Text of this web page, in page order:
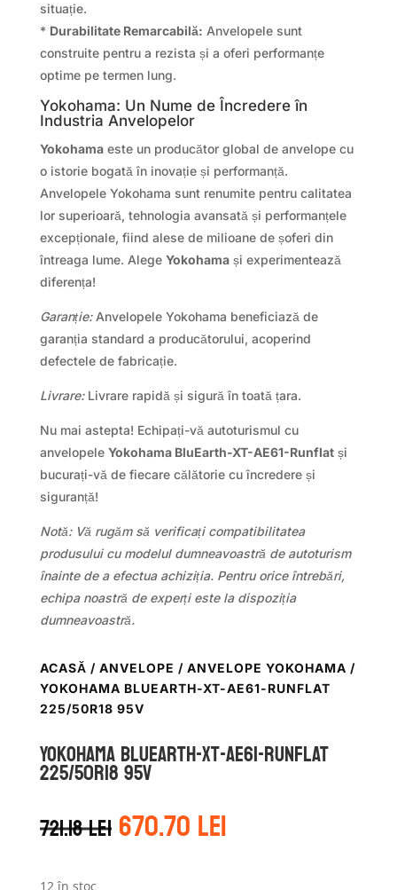
situație.
* Durabilitate Remarcabilă: Anvelopele sunt
construite pentru a rezista și a oferi performanțe
optime pe termen lung.
Yokohama: Un Nume de Încredere în
Industria Anvelopelor
Yokohamaeste un producător global de anvelope cu
o istorie bogată în inovație și performanță.
Anvelopele Yokohama sunt renumite pentru calitatea
lor superioară, tehnologia avansată și performanțele
excepționale, fiind alese de milioane de șoferi din
întreaga lume. Alege Yokohamași experimentează
diferența!
Garanție:Anvelopele Yokohama beneficiază de
garanția standard a producătorului, acoperind
defectele de fabricație.
Livrare:Livrare rapidă și sigură în toată țara.
Nu mai astepta! Echipați-vă autoturismul cu
anvelopele Yokohama BluEarth-XT-AE61-Runflatși
bucurați-vă de fiecare călătorie cu încredere și
siguranță!
Notă: Vă rugăm să verificați compatibilitatea
produsului cu modelul dumneavoastră de autoturism
înainte de a efectua achiziția. Pentru orice întrebări,
echipa noastră de experți este la dispoziția
dumneavoastră.
ACASĂ / ANVELOPE / ANVELOPE YOKOHAMA /
YOKOHAMA BLUEARTH-XT-AE61-RUNFLAT
225/50R18 95V
Yokohama BLUEARTH-XT-AE61-RUNFLAT
225/50R18 95V
721.18leiPrețul
inițial
670.70leiPrețul
curent
12 în stoc